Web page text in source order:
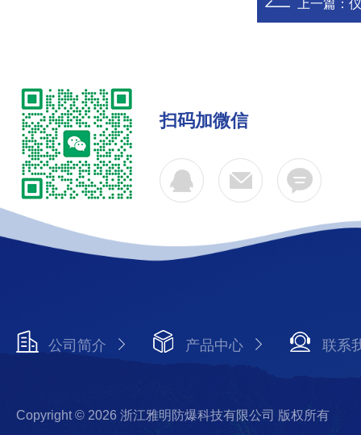
上一篇：
扫码加微信
公司简介 产品中心 联系
Copyright © 2026 浙江雅明防爆科技有限公司 版权所有